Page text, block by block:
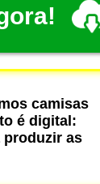
camisas
é digital:
produzir as